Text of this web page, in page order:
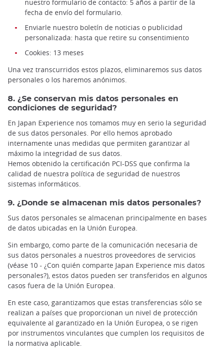
nuestro formulario de contacto: 5 años a partir de la
fecha de envío del formulario.
Enviarle nuestro boletín de noticias o publicidad
personalizada: hasta que retire su consentimiento
Cookies: 13 meses
Una vez transcurridos estos plazos, eliminaremos sus datos
personales o los haremos anónimos.
8. ¿Se conservan mis datos personales en
condiciones de seguridad?
En Japan Experience nos tomamos muy en serio la seguridad
de sus datos personales. Por ello hemos aprobado
internamente unas medidas que permiten garantizar al
máximo la integridad de sus datos.
Hemos obtenido la certificación PCI-DSS que confirma la
calidad de nuestra política de seguridad de nuestros
sistemas informáticos.
9. ¿Donde se almacenan mis datos personales?
Sus datos personales se almacenan principalmente en bases
de datos ubicadas en la Unión Europea.
Sin embargo, como parte de la comunicación necesaria de
sus datos personales a nuestros proveedores de servicios
(véase 10 - ¿Con quién comparte Japan Experience mis datos
personales?), estos datos pueden ser transferidos en algunos
casos fuera de la Unión Europea.
En este caso, garantizamos que estas transferencias sólo se
realizan a países que proporcionan un nivel de protección
equivalente al garantizado en la Unión Europea, o se rigen
por instrumentos vinculantes que cumplen los requisitos de
la normativa aplicable.